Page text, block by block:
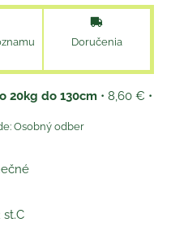
Doručenia
20kg do 130cm • 8,60 € •
Osobný odber
st.C